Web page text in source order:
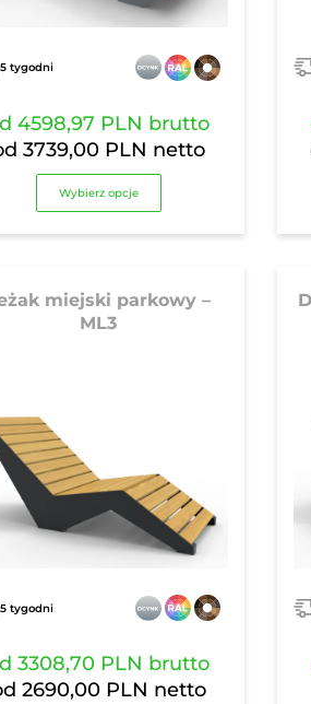
5 tygodni
4598,97 PLN brutto
3739,00 PLN netto
Wybierz opcje
miejski parkowy –
ML3
5 tygodni
3308,70 PLN brutto
2690,00 PLN netto